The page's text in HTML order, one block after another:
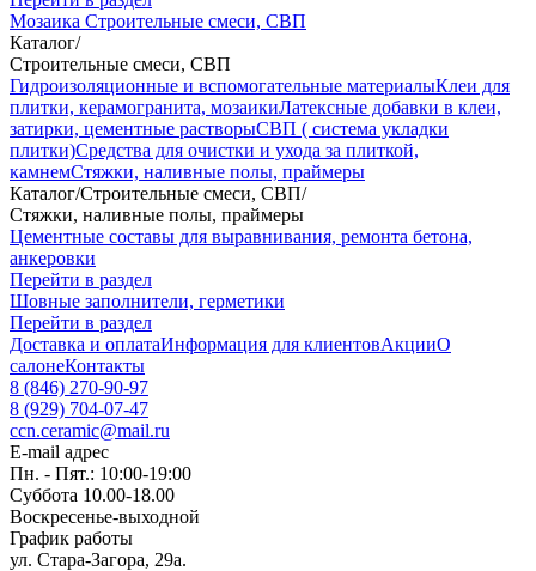
Мозаика Строительные смеси, СВП
Каталог/
Строительные смеси, СВП
Гидроизоляционные и вспомогательные материалыКлеи для
плитки, керамогранита, мозаикиЛатексные добавки в клеи,
затирки, цементные растворыСВП ( система укладки
плитки)Средства для очистки и ухода за плиткой,
камнемСтяжки, наливные полы, праймеры
Каталог/Строительные смеси, СВП/
Стяжки, наливные полы, праймеры
Цементные составы для выравнивания, ремонта бетона,
анкеровки
Перейти в раздел
Шовные заполнители, герметики
Перейти в раздел
Доставка и оплатаИнформация для клиентовАкцииО
салонеКонтакты
8 (846) 270-90-97
8 (929) 704-07-47
ccn.ceramic@mail.ru
E-mail адрес
Пн. - Пят.: 10:00-19:00
Суббота 10.00-18.00
Воскресенье-выходной
График работы
ул. Стара-Загора, 29а.